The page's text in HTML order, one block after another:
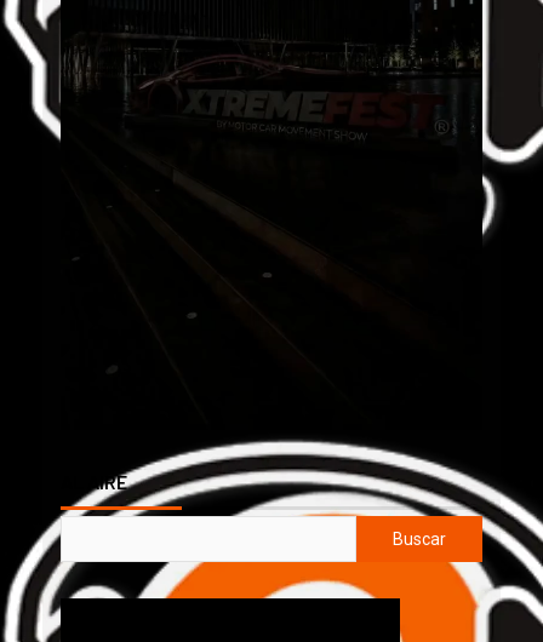
AL AIRE
Buscar